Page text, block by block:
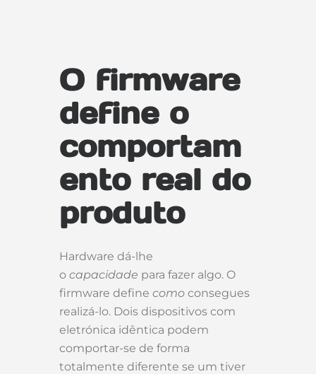
O firmware
define o
comportam
ento real do
produto
Hardware dá-lhe
o capacidade para fazer algo. O
firmware define como consegues
realizá-lo. Dois dispositivos com
eletrónica idêntica podem
comportar-se de forma
totalmente diferente se um tiver